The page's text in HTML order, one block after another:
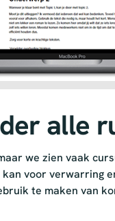
alle
we zien vaak
voor verwarring
te maken van